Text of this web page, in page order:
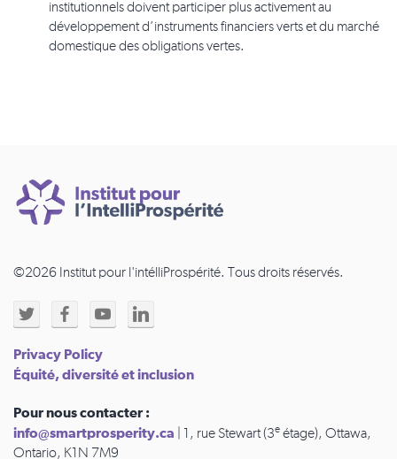
institutionnels doivent participer plus activement au
développement d’instruments financiers verts et du marché
domestique des obligations vertes.
©2026 Institut pour l'intélliProspérité. Tous droits réservés.
Privacy Policy
Équité, diversité et inclusion
Pour nous contacter :
info@smartprosperity.ca | 1, rue Stewart (3e étage), Ottawa,
Ontario, K1N 7M9